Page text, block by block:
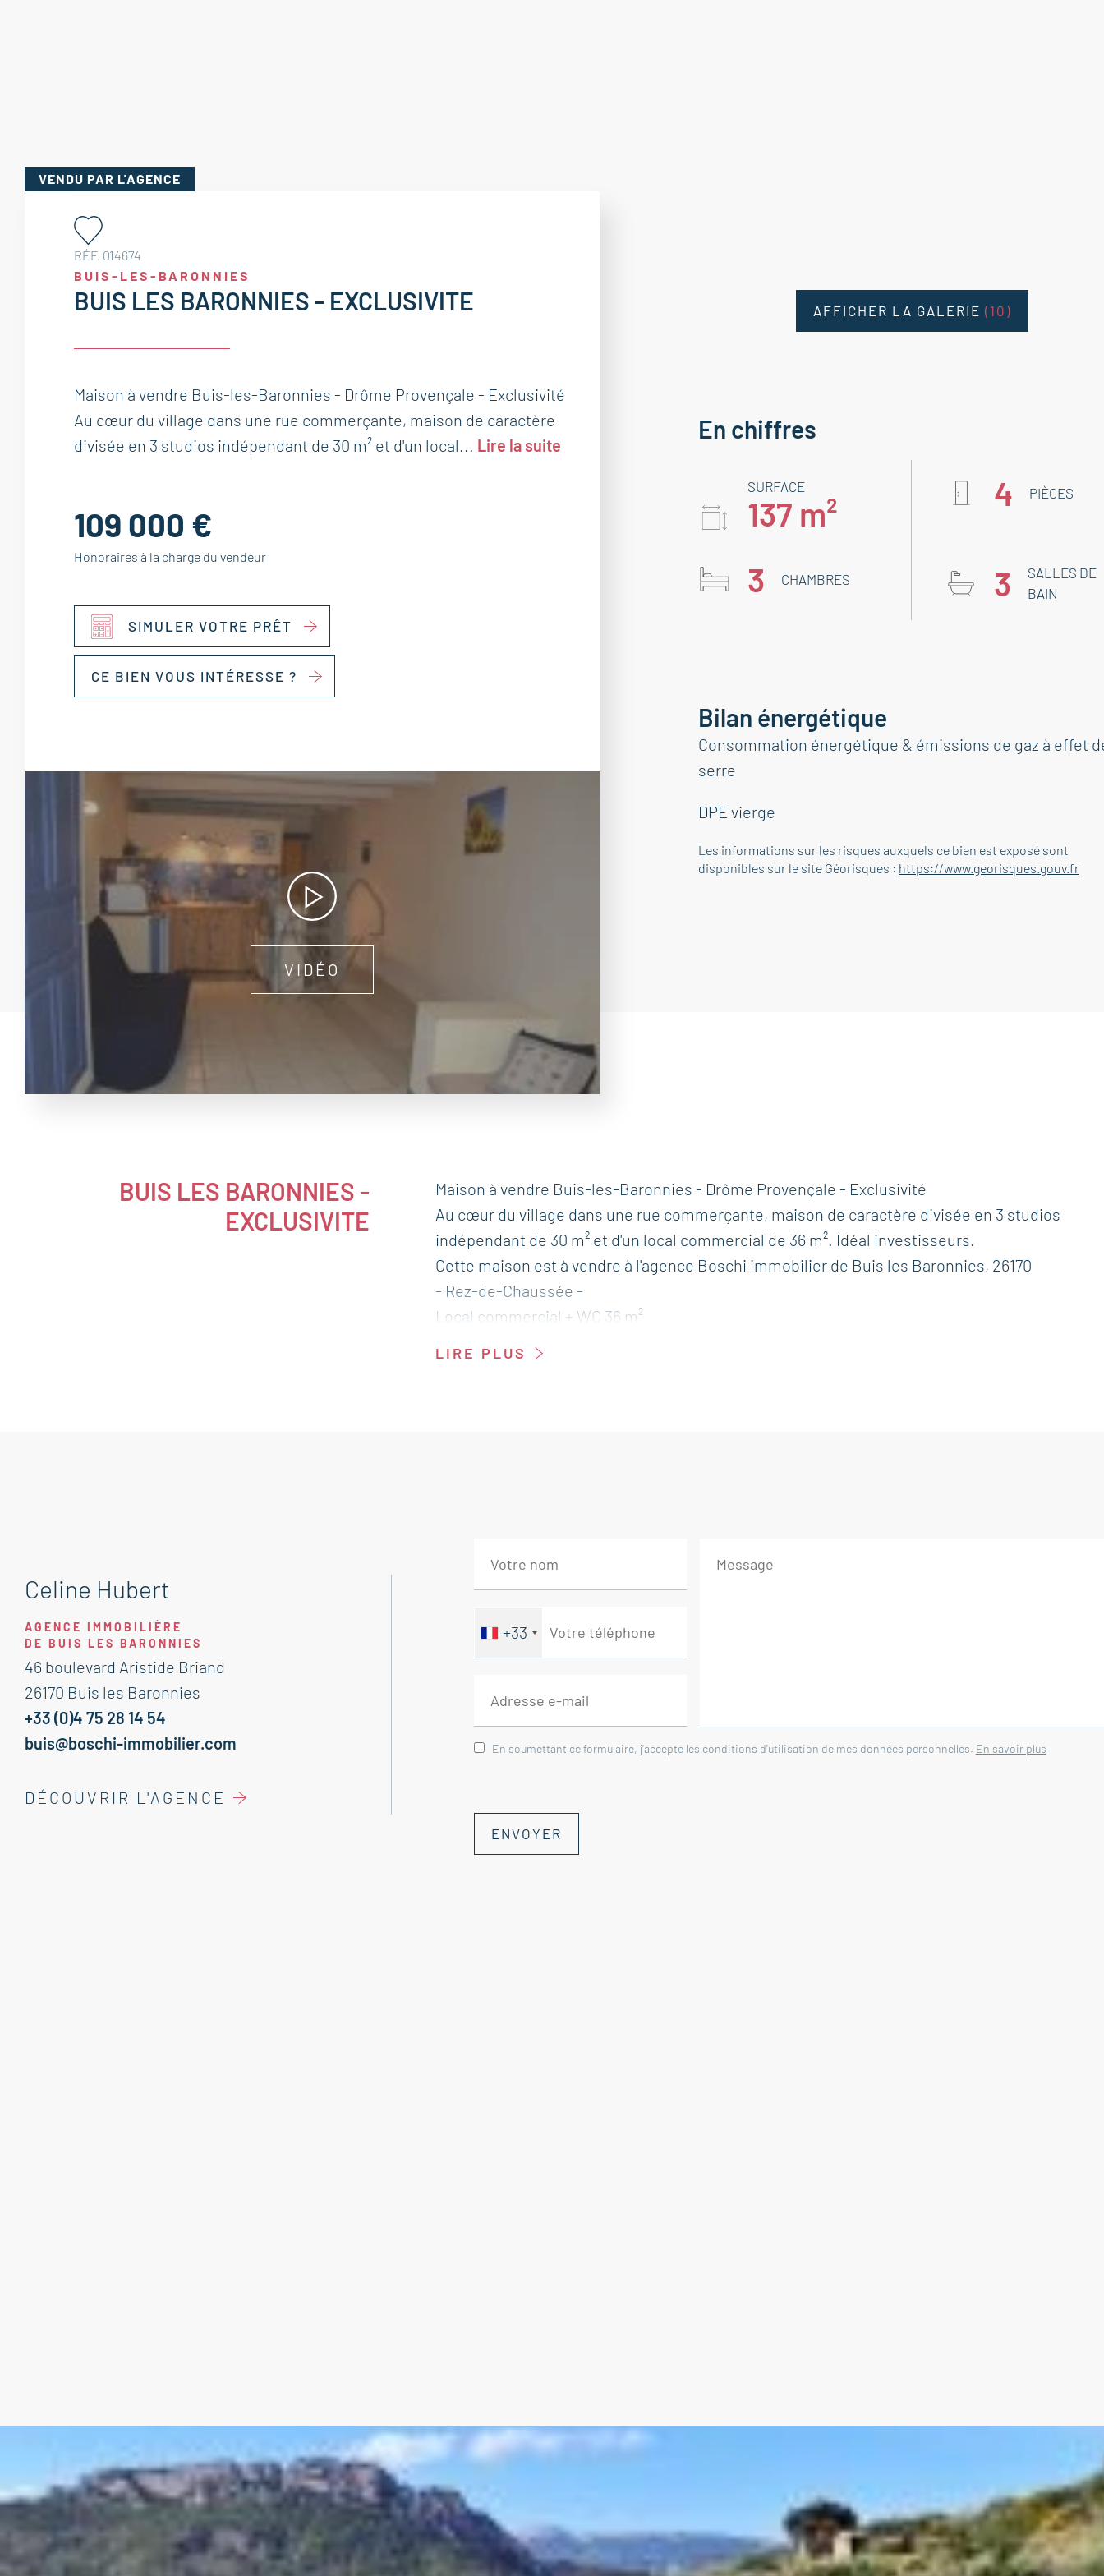
VENDU PAR L'AGENCE
RÉF. 014674
BUIS-LES-BARONNIES
BUIS LES BARONNIES - EXCLUSIVITE
Maison à vendre Buis-les-Baronnies - Drôme Provençale - Exclusivité
Au cœur du village dans une rue commerçante, maison de caractère
divisée en 3 studios indépendant de 30 m² et d'un local... Lire la suite
109 000 €
Honoraires à la charge du vendeur
SIMULER VOTRE PRÊT
CE BIEN VOUS INTÉRESSE ?
VIDÉO
AFFICHER LA GALERIE (10)
En chiffres
SURFACE
137 m²
4 PIÈCES
3 CHAMBRES 3
SALLES DE
BAIN
Bilan énergétique
Consommation énergétique & émissions de gaz à effet
serre
DPE vierge
Les informations sur les risques auxquels ce bien est exposé sont
disponibles sur le site Géorisques : https://www.georisques.gouv.fr
BUIS LES BARONNIES -
EXCLUSIVITE
Maison à vendre Buis-les-Baronnies - Drôme Provençale - Exclusivité
Au cœur du village dans une rue commerçante, maison de caractère divisée en 3 studios
indépendant de 30 m² et d'un local commercial de 36 m². Idéal investisseurs.
Cette maison est à vendre à l'agence Boschi immobilier de Buis les Baronnies, 26170
- Rez-de-Chaussée -
Local commercial + WC 36 m²
- Troisième étage - Loué 375€ par mois charges comprises
Studio sous pentes avec séjour, cuisine, salle d'eau et WC 26 m²
Immobilier Buis Les Baronnies - Drôme Provençale
LIRE PLUS
Celine Hubert
AGENCE IMMOBILIÈRE
DE BUIS LES BARONNIES
46 boulevard Aristide Briand
26170 Buis les Baronnies
+33 (0)4 75 28 14 54
buis@boschi-immobilier.com
DÉCOUVRIR L'AGENCE
+33
En soumettant ce formulaire, j'accepte les conditions d'utilisation de mes données personnelles. En savoir plus
ENVOYER